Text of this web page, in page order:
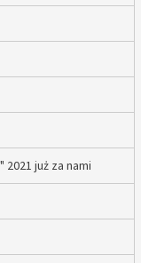
2021 już za nami